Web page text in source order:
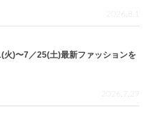
2026.8.1
火)〜7／25(土)最新ファッションを
2026.7.29